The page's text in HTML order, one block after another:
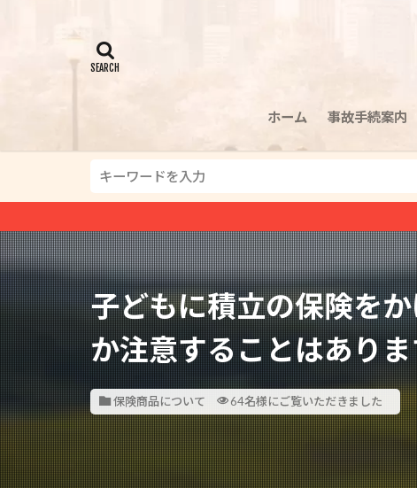
ホーム 事故手続案内
子どもに積立の保険を
か注意することはあり
保険商品について 64名様にご覧いただきました